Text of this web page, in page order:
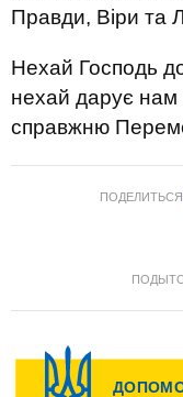
Правди, Віри та
Нехай Господь
нехай дарує нам
справжню